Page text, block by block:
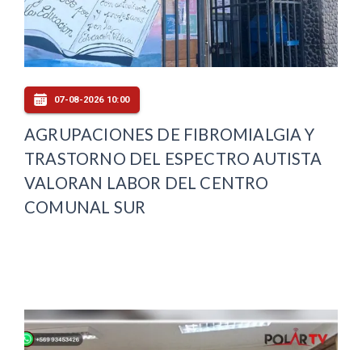
07-08-2026 10:00
AGRUPACIONES DE FIBROMIALGIA Y
TRASTORNO DEL ESPECTRO AUTISTA
VALORAN LABOR DEL CENTRO
COMUNAL SUR